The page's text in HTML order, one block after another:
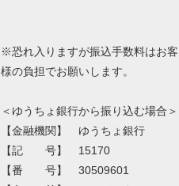
※恐れ入りますが振込手数料はお客
様の負担でお願いします。
＜ゆうちょ銀行から振り込む場合＞
【金融機関】 ゆうちょ銀行
【記 号】 15170
【番 号】 30509601